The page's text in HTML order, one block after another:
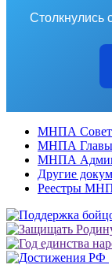
Столкнулись
МНПА
МНПА Главы
МНПА
Другие
Реестры